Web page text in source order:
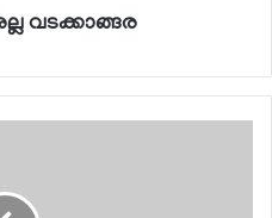
വടക്കാങ്ങര